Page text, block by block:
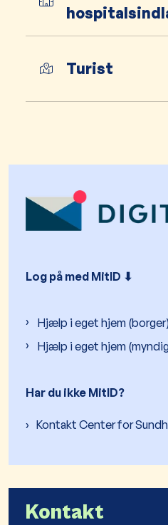
Turist
Log på med MitID ⬇︎
Hjælp i eget hjem (borger)
Hjælp i eget hjem
Har du ikke MitID?
Kontakt Center for
Kontakt